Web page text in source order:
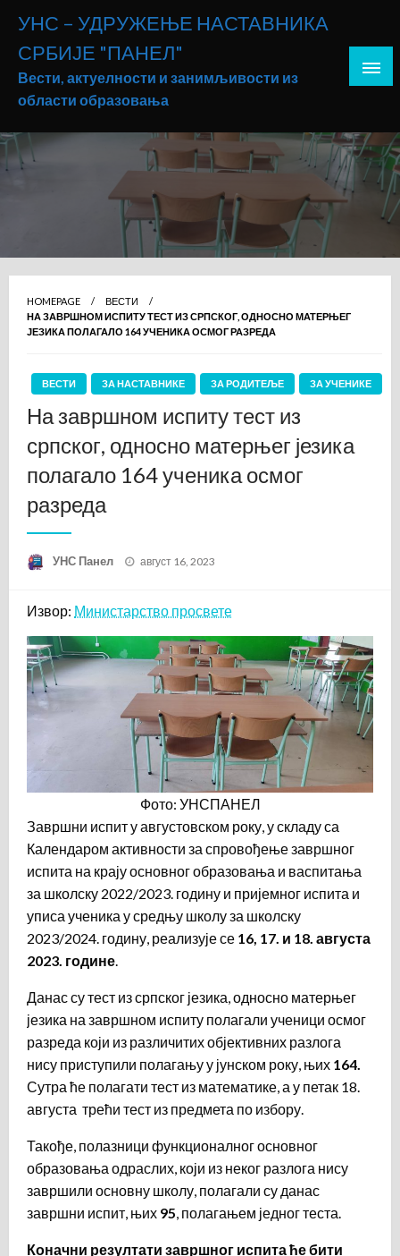
content
УНС – УДРУЖЕЊЕ НАСТАВНИКА
СРБИЈЕ "ПАНЕЛ"
Вести, актуелности и занимљивости из
области образовања
HOMEPAGE
ВЕСТИ
НА ЗАВРШНОМ ИСПИТУ ТЕСТ ИЗ СРПСКОГ, ОДНОСНО МАТЕРЊЕГ
ЈЕЗИКА ПОЛАГАЛО 164 УЧЕНИКА ОСМОГ РАЗРЕДА
ВЕСТИ ЗА НАСТАВНИКЕ ЗА РОДИТЕЉЕ ЗА УЧЕНИКЕ
На завршном испиту тест из
српског, односно матерњег језика
полагало 164 ученика осмог
разреда
УНС Панел
Posted
август 16, 2023
Извор: Министарство просвете
Фото: УНСПАНЕЛ
Завршни испит у августовском року, у складу са
Календаром активности за спровођење завршног
испита на крају основног образовања и васпитања
за школску 2022/2023. годину и пријемног испита и
уписа ученика у средњу школу за школску
2023/2024. годину, реализује се 16, 17. и 18. августа
2023. године.
Данас су тест из српског језика, односно матерњег
језика на завршном испиту полагали ученици осмог
разреда који из различитих објективних разлога
нису приступили полагању у јунском року, њих 164.
Сутра ће полагати тест из математике, а у петак 18.
августа трећи тест из предмета по избору.
Такође, полазници функционалног основног
образовања одраслих, који из неког разлога нису
завршили основну школу, полагали су данас
завршни испит, њих 95, полагањем једног теста.
Коначни резултати завршног испита ће бити